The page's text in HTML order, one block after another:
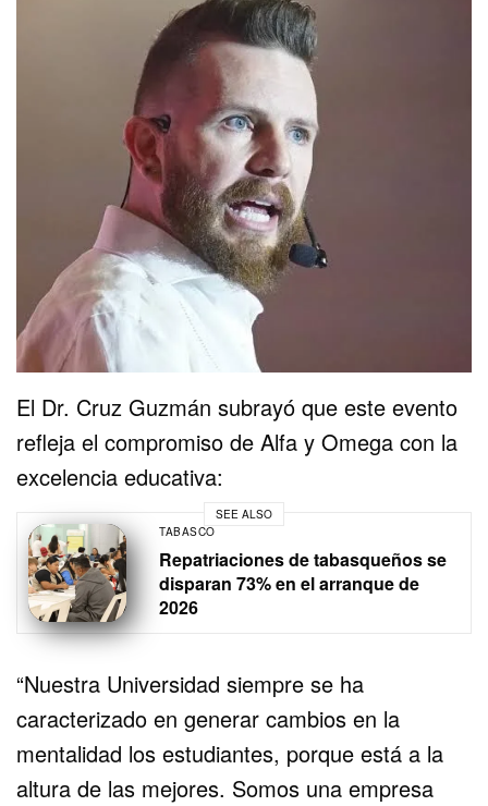
El Dr. Cruz Guzmán subrayó que este evento
refleja el compromiso de Alfa y Omega con la
excelencia educativa:
SEE ALSO
TABASCO
Repatriaciones de tabasqueños se
disparan 73% en el arranque de
2026
“Nuestra Universidad siempre se ha
caracterizado en generar cambios en la
mentalidad los estudiantes, porque está a la
altura de las mejores. Somos una empresa